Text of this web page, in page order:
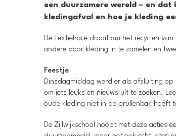
een duurzamere wereld – en
kledingafval en hoe je kleding
De Textielrace draait om het recyclen
andere door kleding in te zamelen en
Feestje
Dinsdagmiddag werd er als afsluiting op
om iets leuks en nieuws uit te zoeken.
oude kleding niet in de prullenbak hoeft
De Zijlwijkschool hoopt met deze acties